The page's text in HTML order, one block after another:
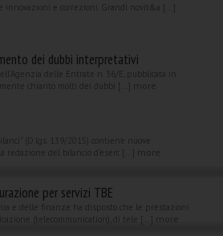
innovazioni e correzioni. Grandi novit&a [...]
dei dubbi interpretativi
delle Entrate n. 36/E, pubblicata in
chiarito molti dei dubbi [...] more
(D.lgs. 139/2015) contiene nuove
redazione del bilancio d’eserc [...] more
per servizi TBE
e delle finanze ha disposto che le prestazioni
(telecommunication), di tele [...] more